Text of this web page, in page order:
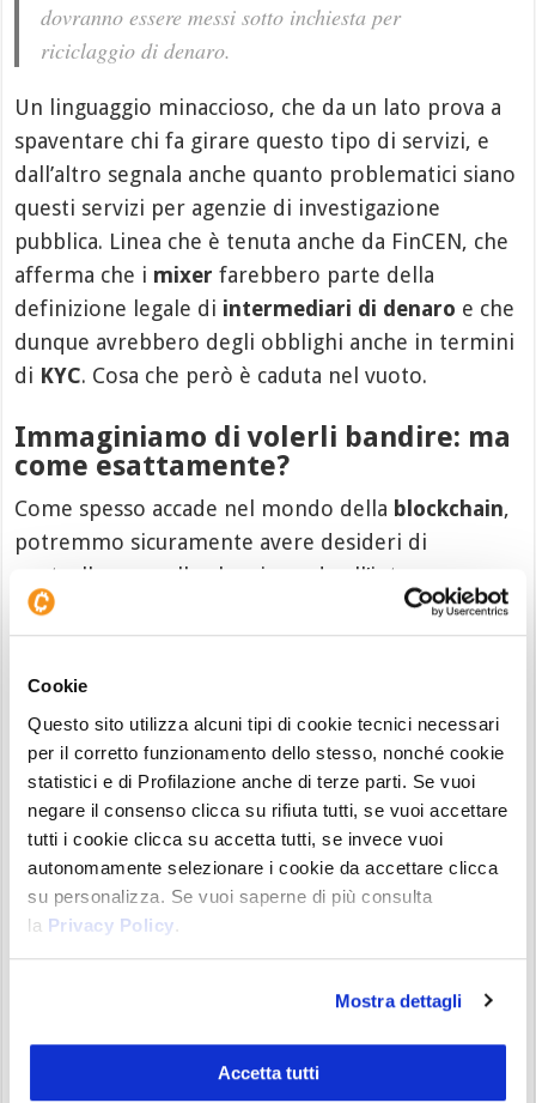
Cookie
Questo sito utilizza alcuni tipi di cookie tecnici necessari
per il corretto funzionamento dello stesso, nonché cookie
statistici e di Profilazione anche di terze parti. Se vuoi
negare il consenso clicca su rifiuta tutti, se vuoi accettare
tutti i cookie clicca su accetta tutti, se invece vuoi
autonomamente selezionare i cookie da accettare clicca
su personalizza. Se vuoi saperne di più consulta
la Privacy Policy.
Mostra dettagli
Accetta tutti
dovranno essere messi sotto inchiesta per
riciclaggio di denaro.
Un linguaggio minaccioso, che da un lato prova a
spaventare chi fa girare questo tipo di servizi, e
dall’altro segnala anche quanto problematici siano
questi servizi per agenzie di investigazione
pubblica. Linea che è tenuta anche da FinCEN, che
afferma che i mixer farebbero parte della
definizione legale di intermediari di denaro e che
dunque avrebbero degli obblighi anche in termini
di KYC. Cosa che però è caduta nel vuoto.
Immaginiamo di volerli bandire: ma
come esattamente?
Come spesso accade nel mondo della blockchain,
potremmo sicuramente avere desideri di
controllo su quello che vi accade all’interno,
sempre però con lo stesso problema: come
potremmo impedire una cosa del genere?
C’è chi, anche tra i nostri lettori, potrebbe trovare
un servizio del genere come pericoloso e come
incentivo a determinate attività criminali. Ma
come si potrebbe intervenire per interrompere
un servizio che si basa su uno smart contract
non può essere bloccato da nessuno?
Come funziona TornadoCash
troppo nei particolari, ha un funzionamento che
tutti potremmo comprendere facilmente. Il
denaro viene trasferito verso uno smart contract